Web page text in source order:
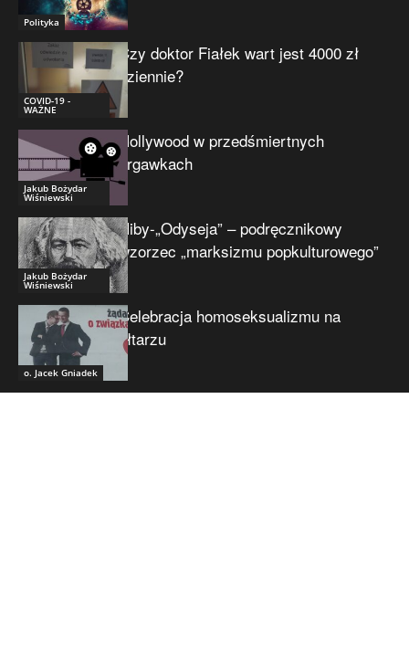
Polityka
COVID-19 -
WAŻNE
Czy doktor Fiałek wart jest 4000 zł
dziennie?
Jakub Bożydar
Wiśniewski
Hollywood w przedśmiertnych
drgawkach
Jakub Bożydar
Wiśniewski
Niby-„Odyseja” – podręcznikowy
wzorzec „marksizmu popkulturowego”
o. Jacek Gniadek
Celebracja homoseksualizmu na
ołtarzu